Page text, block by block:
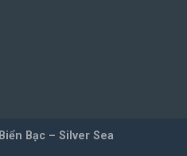
Biển Bạc – Silver Sea